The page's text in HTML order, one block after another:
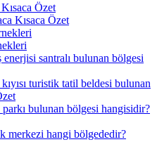
Özet
Kısaca Özet
santralı bulunan bölgesi
turistik tatil beldesi bulunan
bulunan bölgesi hangisidir?
merkezi hangi bölgededir?